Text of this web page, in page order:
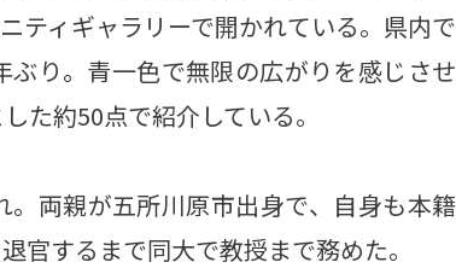
ィギャラリーで開かれている。県内で
り。青一色で無限の広がりを感じさせ
た約50点で紹介している。
両親が五所川原市出身で、自身も本籍
官するまで同大で教授まで務めた。